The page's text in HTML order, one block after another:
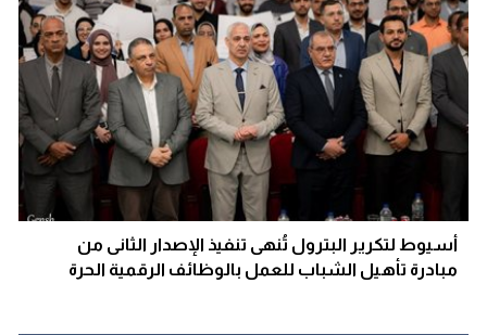
أسيوط لتكرير البترول تُنهى تنفيذ الإصدار الثانى من
مبادرة تأهيل الشباب للعمل بالوظائف الرقمية الحرة